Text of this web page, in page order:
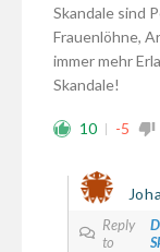
Skandale sind
Frauenlöhne,
immer mehr
Skandale!
10 -5
Reply
to